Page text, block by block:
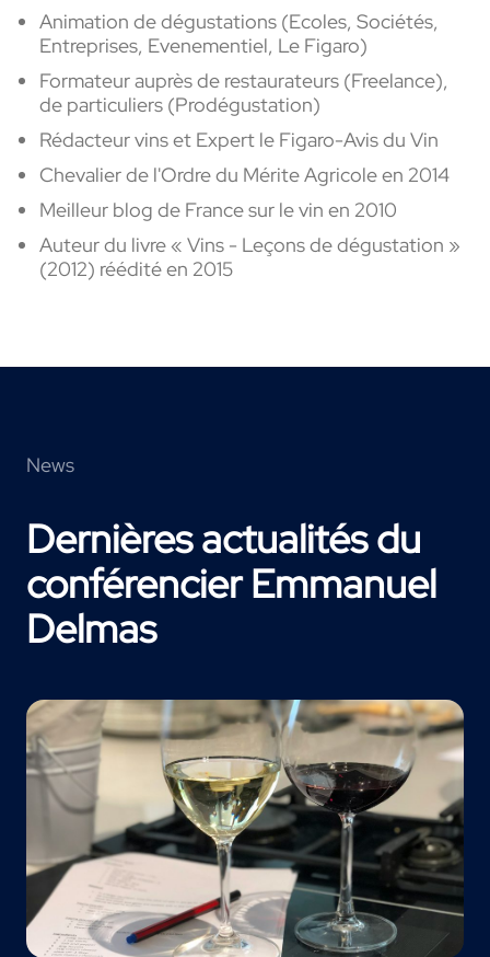
Animation de dégustations (Ecoles, Sociétés,
Entreprises, Evenementiel, Le Figaro)
Formateur auprès de restaurateurs (Freelance),
de particuliers (Prodégustation)
Rédacteur vins et Expert le Figaro-Avis du Vin
Chevalier de l'Ordre du Mérite Agricole en 2014
Meilleur blog de France sur le vin en 2010
Auteur du livre « Vins - Leçons de dégustation »
(2012) réédité en 2015
News
Dernières actualités du
conférencier Emmanuel
Delmas